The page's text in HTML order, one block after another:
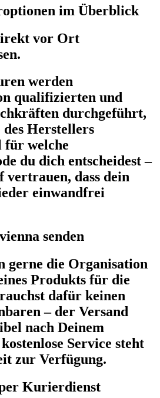
im Überblick
vor Ort
werden
qualifizierten und
durchgeführt,
Herstellers
für welche
du dich entscheidest –
vertrauen, dass dein
einwandfrei
senden
gerne die Organisation
Produkts für die
dafür keinen
– der Versand
nach Deinem
Service steht
zur Verfügung.
Kurierdienst